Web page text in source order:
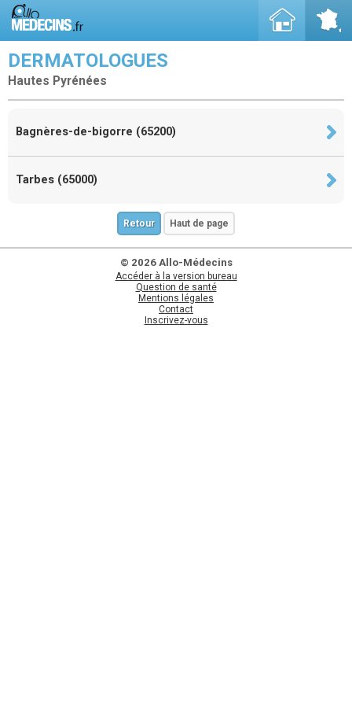
DERMATOLOGUES
Hautes Pyrénées
Bagnères-de-bigorre (65200)
Tarbes (65000)
Retour Haut de page
© 2026 Allo-Médecins
Accéder à la version bureau
Question de santé
Mentions légales
Contact
Inscrivez-vous